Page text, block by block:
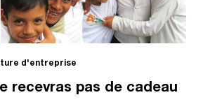
d'entreprise
recevras pas de cadeau